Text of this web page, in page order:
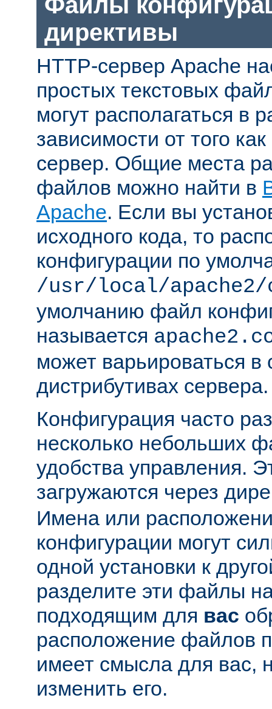
директивы
HTTP-сервер Apache
простых текстовых
могут располагаться в
зависимости от того
сервер. Общие места
файлов можно найти в
Apache. Если вы
исходного кода, то
конфигурации по
/usr/local/apache2/
умолчанию файл
называется
может варьироваться в
дистрибутивах сервера.
Конфигурация часто
несколько небольших
удобства управления.
загружаются через
Имена или
конфигурации могут
одной установки к
разделите эти файлы
подходящим для вас
расположение файлов
имеет смысла для вас,
изменить его.